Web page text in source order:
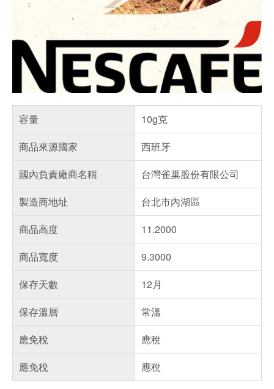
容量
10g克
商品來源國家
西班牙
國內負責廠商名稱
台灣雀巢股份有限公司
製造商地址
台北市內湖區
商品高度
11.2000
商品寬度
9.3000
保存天數
12月
保存溫層
常溫
應免稅
應稅
應免稅
應稅